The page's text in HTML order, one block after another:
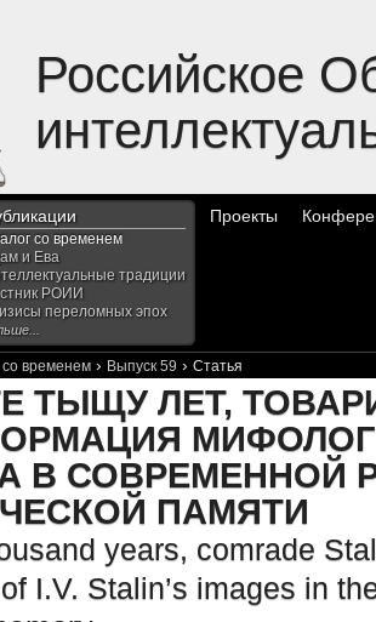
Российское
со временем
и Ева
традиции
РОИИ
переломных эпох
Проекты
со временем › Выпуск 59 › Статья
ТЫЩУ ЛЕТ,
В СОВРЕМЕННОЙ
ПАМЯТИ
years, comrade
I.V. Stalin’s images in